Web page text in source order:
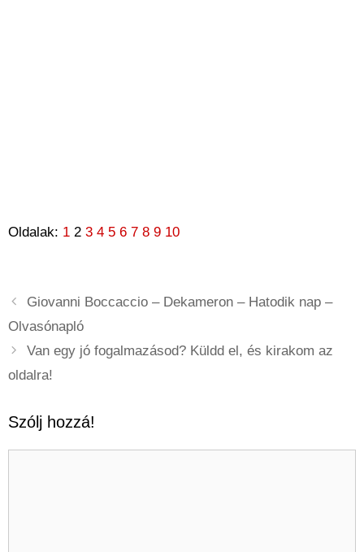
Oldalak: 1 2 3 4 5 6 7 8 9 10
Giovanni Boccaccio – Dekameron – Hatodik nap –
Olvasónapló
Van egy jó fogalmazásod? Küldd el, és kirakom az
oldalra!
Szólj hozzá!